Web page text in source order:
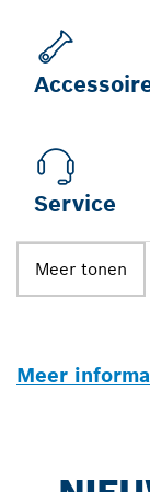
Service
Meer tonen
Meer